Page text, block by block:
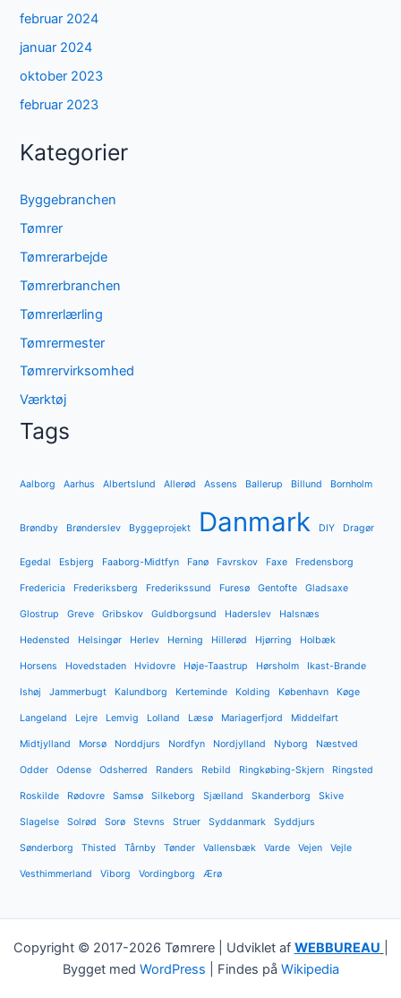
februar 2024
januar 2024
oktober 2023
februar 2023
Kategorier
Byggebranchen
Tømrer
Tømrerarbejde
Tømrerbranchen
Tømrerlærling
Tømrermester
Tømrervirksomhed
Værktøj
Tags
Aalborg Aarhus Albertslund Allerød Assens Ballerup Billund Bornholm
Brøndby Brønderslev Byggeprojekt Danmark DIY Dragør
Egedal Esbjerg Faaborg-Midtfyn Fanø Favrskov Faxe Fredensborg
Fredericia Frederiksberg Frederikssund Furesø Gentofte Gladsaxe
Glostrup Greve Gribskov Guldborgsund Haderslev Halsnæs
Hedensted Helsingør Herlev Herning Hillerød Hjørring Holbæk
Horsens Hovedstaden Hvidovre Høje-Taastrup Hørsholm Ikast-Brande
Ishøj Jammerbugt Kalundborg Kerteminde Kolding København Køge
Langeland Lejre Lemvig Lolland Læsø Mariagerfjord Middelfart
Midtjylland Morsø Norddjurs Nordfyn Nordjylland Nyborg Næstved
Odder Odense Odsherred Randers Rebild Ringkøbing-Skjern Ringsted
Roskilde Rødovre Samsø Silkeborg Sjælland Skanderborg Skive
Slagelse Solrød Sorø Stevns Struer Syddanmark Syddjurs
Sønderborg Thisted Tårnby Tønder Vallensbæk Varde Vejen Vejle
Vesthimmerland Viborg Vordingborg Ærø
Copyright © 2017-2026 Tømrere | Udviklet af WEBBUREAU
Bygget med WordPress | Findes på Wikipedia